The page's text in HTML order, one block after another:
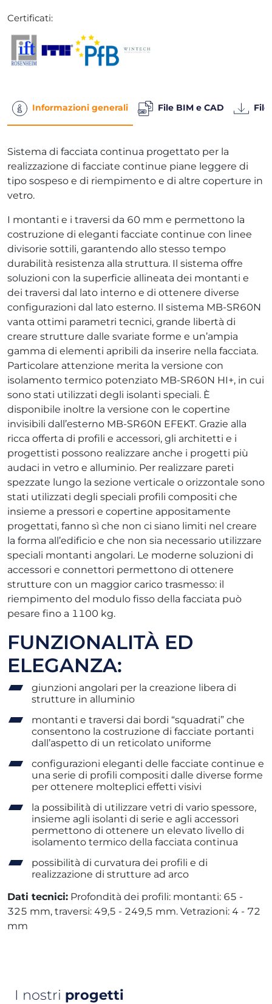
Certificati:
Informazioni generali File BIM e CAD File
Sistema di facciata continua progettato per la
realizzazione di facciate continue piane leggere di
tipo sospeso e di riempimento e di altre coperture in
vetro.
I montanti e i traversi da 60 mm e permettono la
costruzione di eleganti facciate continue con linee
divisorie sottili, garantendo allo stesso tempo
durabilità resistenza alla struttura. Il sistema offre
soluzioni con la superficie allineata dei montanti e
dei traversi dal lato interno e di ottenere diverse
configurazioni dal lato esterno. Il sistema MB-SR60N
vanta ottimi parametri tecnici, grande libertà di
creare strutture dalle svariate forme e un’ampia
gamma di elementi apribili da inserire nella facciata.
Particolare attenzione merita la versione con
isolamento termico potenziato MB-SR60N HI+, in cui
sono stati utilizzati degli isolanti speciali. È
disponibile inoltre la versione con le copertine
invisibili dall’esterno MB-SR60N EFEKT. Grazie alla
ricca offerta di profili e accessori, gli architetti e i
progettisti possono realizzare anche i progetti più
audaci in vetro e alluminio. Per realizzare pareti
spezzate lungo la sezione verticale o orizzontale sono
stati utilizzati degli speciali profili compositi che
insieme a pressori e copertine appositamente
progettati, fanno sì che non ci siano limiti nel creare
la forma all’edificio e che non sia necessario utilizzare
speciali montanti angolari. Le moderne soluzioni di
accessori e connettori permettono di ottenere
strutture con un maggior carico trasmesso: il
riempimento del modulo fisso della facciata può
pesare fino a 1100 kg.
FUNZIONALITÀ ED
ELEGANZA:
giunzioni angolari per la creazione libera di
strutture in alluminio
montanti e traversi dai bordi “squadrati” che
consentono la costruzione di facciate portanti
dall’aspetto di un reticolato uniforme
configurazioni eleganti delle facciate continue e
una serie di profili compositi dalle diverse forme
per ottenere molteplici effetti visivi
la possibilità di utilizzare vetri di vario spessore,
insieme agli isolanti di serie e agli accessori
permettono di ottenere un elevato livello di
isolamento termico della facciata continua
possibilità di curvatura dei profili e di
realizzazione di strutture ad arco
Dati tecnici: Profondità dei profili: montanti: 65 -
325 mm, traversi: 49,5 - 249,5 mm. Vetrazioni: 4 - 72
mm
I nostri progetti